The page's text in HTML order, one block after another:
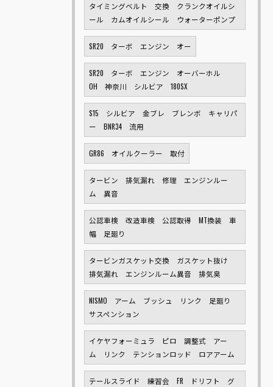
タイミングベルト 交換 クランクオイルシ
ール カムオイルシール ウォーターポンプ
SR20 ターボ エンジン オー
SR20 ターボ エンジン オーバーホル
OH 神奈川 シルビア 180SX
S15 シルビア 金ブレ ブレンボ キャリパ
ー BNR34 流用
GR86 オイルクーラー 取付
タービン 排気漏れ 修理 エンジンルー
ム 異音
公認車検 改造車検 公認取得 MT換装 車
幅 足廻り
タービンガスケット交換 ガスケット抜け
排気漏れ エンジンルーム異音 排気臭
NISMO アーム ブッシュ リンク 足廻り
サスペンション
イケヤフォーミュラ ピロ 調整式 アー
ム リンク テンションロッド ロアアーム
テールスライド 練習会 FR ドリフト グ